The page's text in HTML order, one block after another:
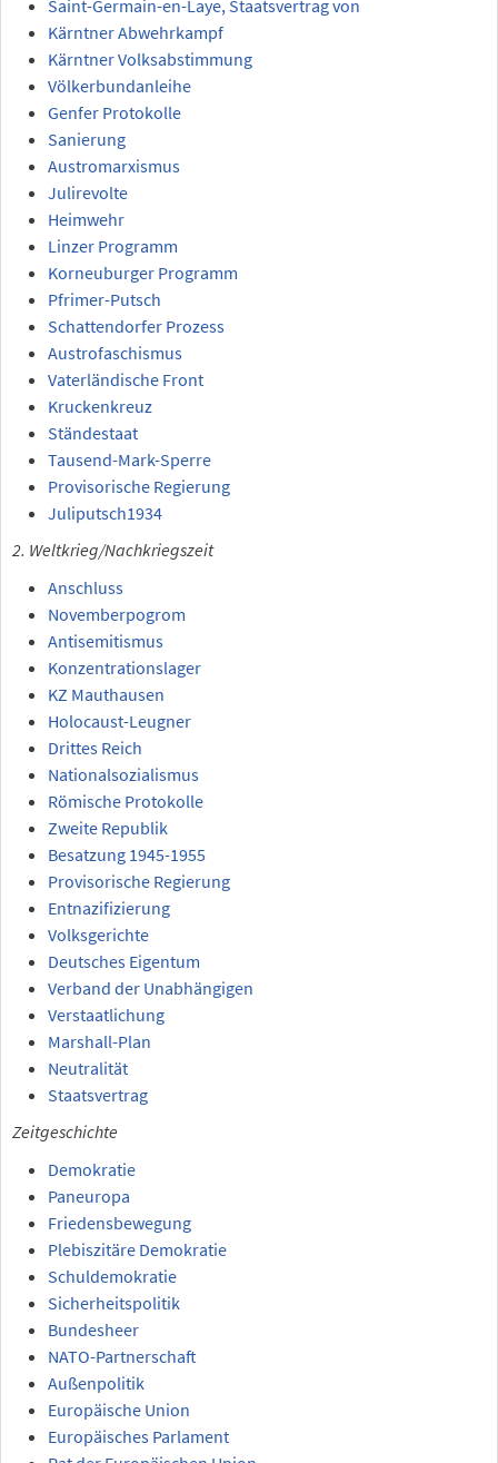
Saint-Germain-en-Laye, Staatsvertrag von
Kärntner Abwehrkampf
Kärntner Volksabstimmung
Völkerbundanleihe
Genfer Protokolle
Sanierung
Austromarxismus
Julirevolte
Heimwehr
Linzer Programm
Korneuburger Programm
Pfrimer-Putsch
Schattendorfer Prozess
Austrofaschismus
Vaterländische Front
Kruckenkreuz
Ständestaat
Tausend-Mark-Sperre
Provisorische Regierung
Juliputsch1934
2. Weltkrieg/Nachkriegszeit
Anschluss
Novemberpogrom
Antisemitismus
Konzentrationslager
KZ Mauthausen
Holocaust-Leugner
Drittes Reich
Nationalsozialismus
Römische Protokolle
Zweite Republik
Besatzung 1945-1955
Provisorische Regierung
Entnazifizierung
Volksgerichte
Deutsches Eigentum
Verband der Unabhängigen
Verstaatlichung
Marshall-Plan
Neutralität
Staatsvertrag
Zeitgeschichte
Demokratie
Paneuropa
Friedensbewegung
Plebiszitäre Demokratie
Schuldemokratie
Sicherheitspolitik
Bundesheer
NATO-Partnerschaft
Außenpolitik
Europäische Union
Europäisches Parlament